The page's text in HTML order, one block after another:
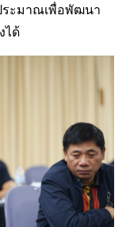
ระมาณเพื่อพัฒนา
ได้